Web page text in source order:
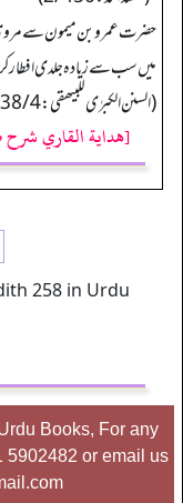
حضرت عمرو بن میمون سے مروی
میں سب سے زیادہ جلدی
(السنن الکبرٰی للبیھقي: 238/4)
[هداية القاري شرح
258 in Urdu
Books, For any
5902482 or email us